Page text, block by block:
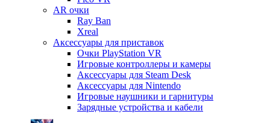
AR очки
Ray Ban
Xreal
Аксессуары для приставок
Очки PlayStation VR
Игровые контроллеры и камеры
Аксессуары для Steam Desk
Аксессуары для Nintendo
Игровые наушники и гарнитуры
Зарядные устройства и кабели